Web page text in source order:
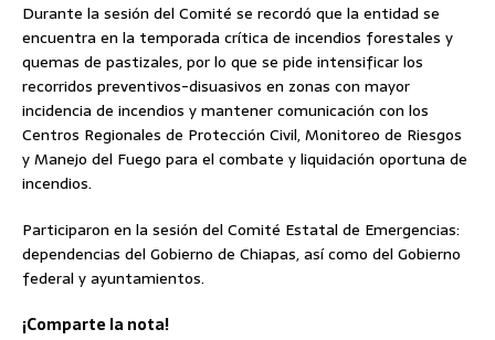
Durante la sesión del Comité se recordó que la entidad se
encuentra en la temporada crítica de incendios forestales y
quemas de pastizales, por lo que se pide intensificar los
recorridos preventivos-disuasivos en zonas con mayor
incidencia de incendios y mantener comunicación con los
Centros Regionales de Protección Civil, Monitoreo de Riesgos
y Manejo del Fuego para el combate y liquidación oportuna de
incendios.
Participaron en la sesión del Comité Estatal de Emergencias:
dependencias del Gobierno de Chiapas, así como del Gobierno
federal y ayuntamientos.
¡Comparte la nota!